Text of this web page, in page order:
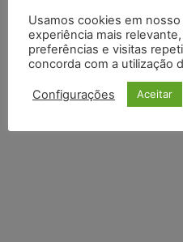
Li e aceito aPolítica de
Usamos cookies em
experiência mais
preferências e visitas
concorda com a utilização
Configurações Aceitar